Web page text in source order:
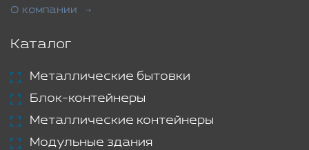
О компании
Каталог
Металлические бытовки
Блок-контейнеры
Металлические контейнеры
Модульные здания